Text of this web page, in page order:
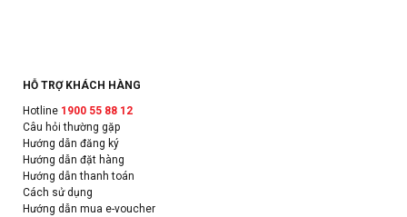
HỖ TRỢ KHÁCH HÀNG
Hotline 1900 55 88 12
Câu hỏi thường gặp
Hướng dẫn đăng ký
Hướng dẫn đặt hàng
Hướng dẫn thanh toán
Cách sử dụng
Hướng dẫn mua e-voucher